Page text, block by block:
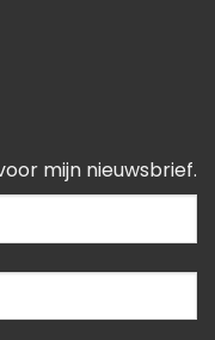
mijn nieuwsbrief.